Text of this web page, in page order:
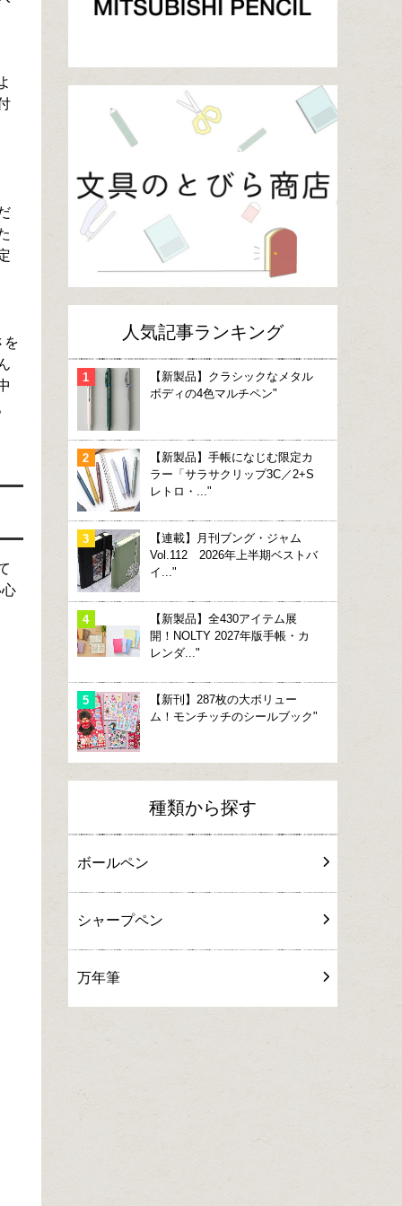
を
人気記事ランキング
【新製品】クラシックなメタル
ボディの4色マルチペン"
【新製品】手帳になじむ限定カ
ラー「サラサクリップ3C／2+S
レトロ・..."
【連載】月刊ブング・ジャム
Vol.112 2026年上半期ベストバ
イ..."
【新製品】全430アイテム展
開！NOLTY 2027年版手帳・カ
レンダ..."
【新刊】287枚の大ボリュー
ム！モンチッチのシールブック"
種類から探す
ボールペン
シャープペン
万年筆